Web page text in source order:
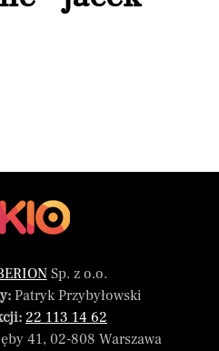
Sp. z o.o.
Patryk Przybyłowski
22 113 14 62
41, 02-808 Warszawa